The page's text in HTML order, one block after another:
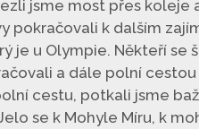
jsme most přes
pokračovali k dalším
je u Olympie. Někteří
a dále polní
cestu, potkali jsme
se k Mohyle Míru, k